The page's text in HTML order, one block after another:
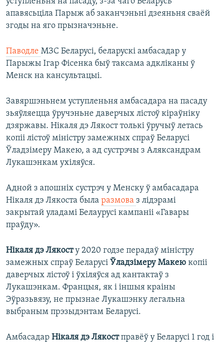
апавясьціла Парыж аб заканчэньні дзеяньня сваёй
згоды на яго прызначэньне.
Паводле МЗС Беларусі, беларускі амбасадар у
Парыжы Ігар Фісенка быў таксама адкліканы ў
Менск на кансультацыі.
Завяршэньнем уступленьня амбасадара на пасаду
зьяўляецца ўручэньне даверчых лістоў кіраўніку
дзяржавы. Нiкаля дэ Лякост толькі ўручыў летась
копіі лістоў міністру замежных спраў Беларусі
Ўладзімеру Макею, а ад сустрэчы з Аляксандрам
Лукашэнкам ухіляўся.
Адной з апошніх сустрэч у Менску ў амбасадара
Нiкаля дэ Лякоста была размова з лідэрамі
закрытай уладамі Белаурусі кампаніі «Гавары
праўду».
Нiкаля дэ Лякосту 2020 годзе перадаў міністру
замежных спраў Беларусі Ўладзімеру Макею копіі
даверчых лістоў і ўхіляўся ад кантактаў з
Лукашэнкам. Францыя, як і іншыя краіны
Эўразьвязу, не прызнае Лукашэнку легальна
выбраным прэзыдэнтам Беларусі.
Амбасадар Нiкаля дэ Лякостправёў у Беларусі 1 год і